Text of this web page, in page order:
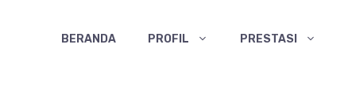
BERANDA PROFIL PRESTASI